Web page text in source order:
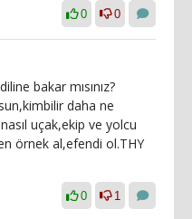
0 0
bakar mısınız?
daha ne
uçak,ekip ve yolcu
örnek al,efendi ol.THY
0 1